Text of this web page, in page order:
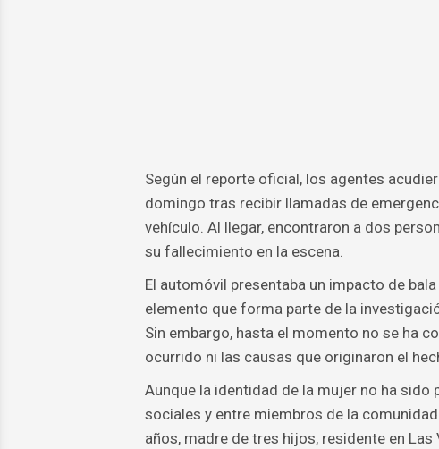
Según el reporte oficial, los agentes
domingo tras recibir llamadas de
vehículo. Al llegar, encontraron a dos
su fallecimiento en la escena.
El automóvil presentaba un impacto de
elemento que forma parte de la
Sin embargo, hasta el momento no se ha
ocurrido ni las causas que originaron el
Aunque la identidad de la mujer no ha
sociales y entre miembros de la
años, madre de tres hijos, residente en